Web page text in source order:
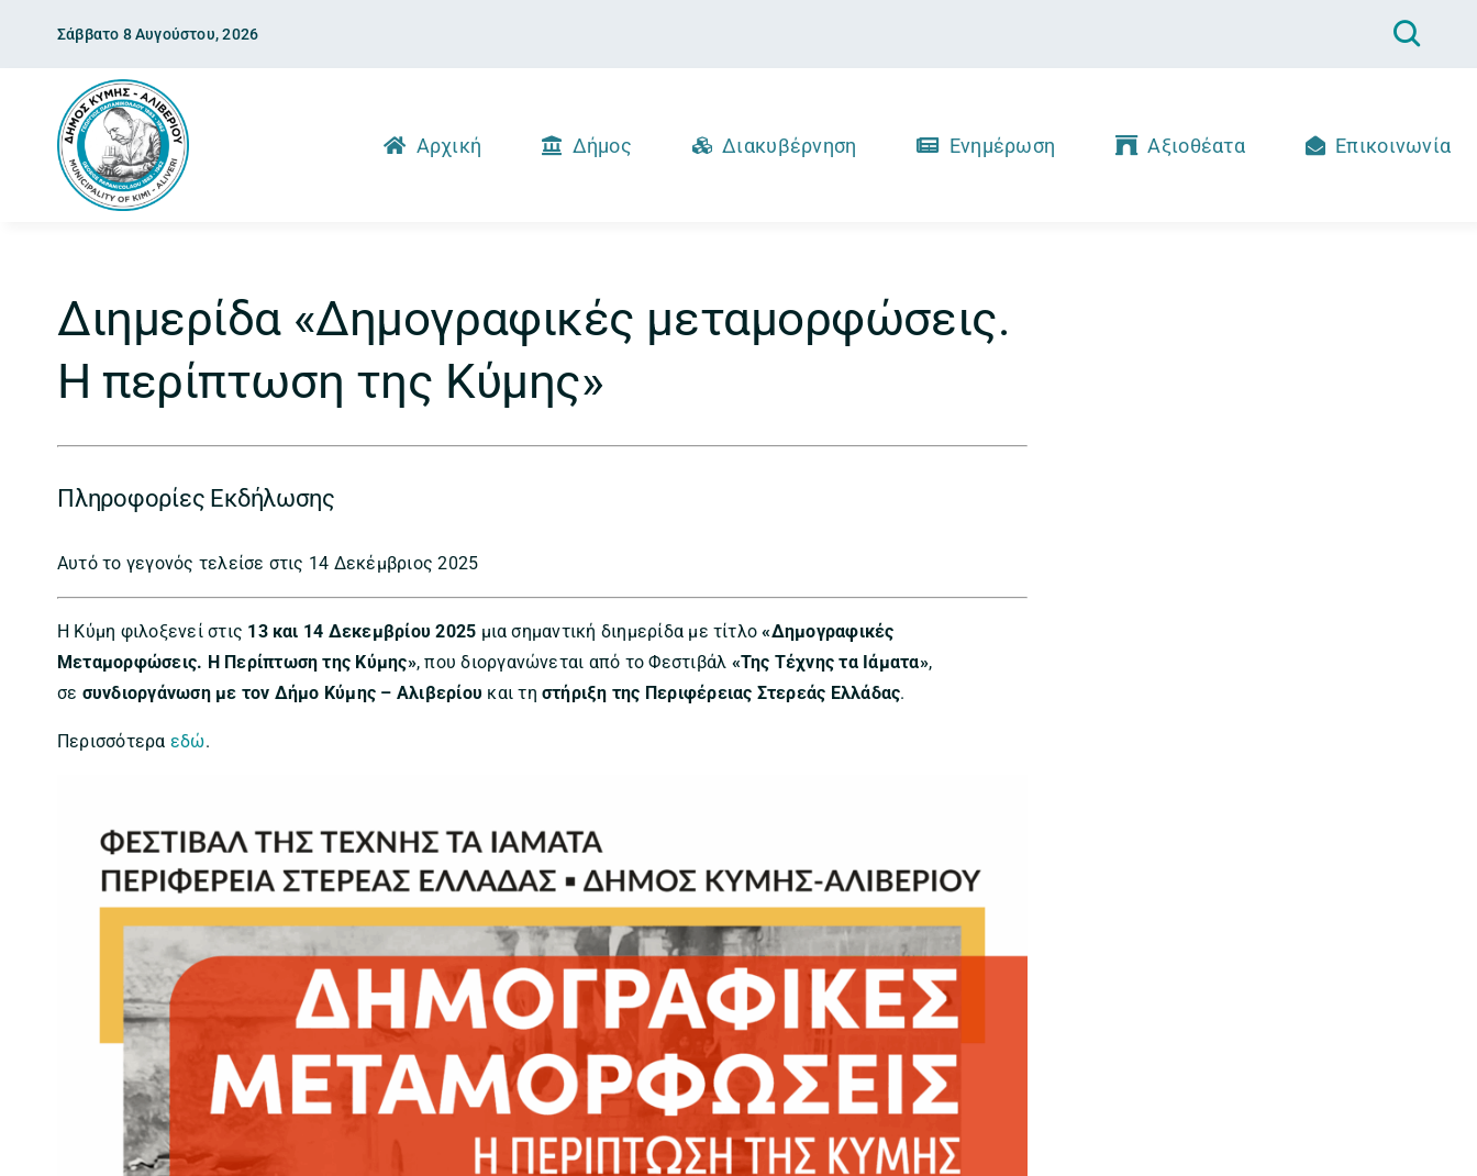
content
Σάββατο 8 Αυγούστου, 2026
Αρχική Δήμος Διακυβέρνηση Ενημέρωση Αξιοθέατα Επικοινωνία
Διημερίδα «Δημογραφικές μεταμορφώσεις.
Η περίπτωση της Κύμης»
Πληροφορίες Εκδήλωσης
Αυτό το γεγονός τελείσε στις 14 Δεκέμβριος 2025
Η Κύμη φιλοξενεί στις 13 και 14 Δεκεμβρίου 2025 μια σημαντική διημερίδα με τίτλο«Δημογραφικές
Μεταμορφώσεις. Η Περίπτωση της Κύμης», που διοργανώνεται από το Φεστιβάλ «Της Τέχνης τα Ιάματα»,
σε συνδιοργάνωση με τον Δήμο Κύμης – Αλιβερίου και τη στήριξη της Περιφέρειας Στερεάς Ελλάδας.
Περισσότερα εδώ.